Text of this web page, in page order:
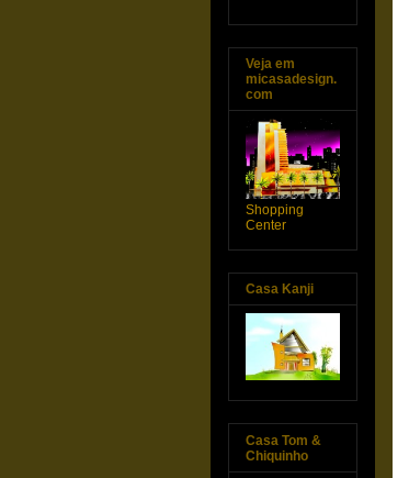
Veja em
micasadesign.
com
Shopping
Center
Casa Kanji
Casa Tom &
Chiquinho